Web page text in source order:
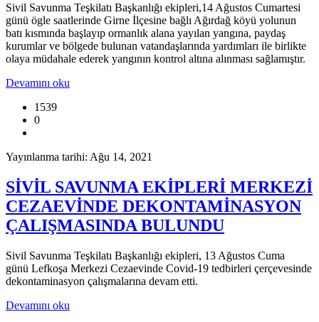
Sivil Savunma Teşkilatı Başkanlığı ekipleri,14 Ağustos Cumartesi
günü ögle saatlerinde Girne İlçesine bağlı Ağırdağ köyü yolunun
batı kısmında başlayıp ormanlık alana yayılan yangına, paydaş
kurumlar ve bölgede bulunan vatandaşlarında yardımları ile birlikte
olaya müdahale ederek yangının kontrol altına alınması sağlamıştır.
Devamını oku
1539
0
Yayınlanma tarihi: Ağu 14, 2021
SİVİL SAVUNMA EKİPLERİ MERKEZİ
CEZAEVİNDE DEKONTAMİNASYON
ÇALIŞMASINDA BULUNDU
Sivil Savunma Teşkilatı Başkanlığı ekipleri, 13 Ağustos Cuma
günü Lefkoşa Merkezi Cezaevinde Covid-19 tedbirleri çerçevesinde
dekontaminasyon çalışmalarına devam etti.
Devamını oku